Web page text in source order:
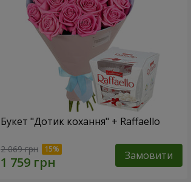
Букет "Дотик кохання" + Raffaello
2 069 грн Замовити